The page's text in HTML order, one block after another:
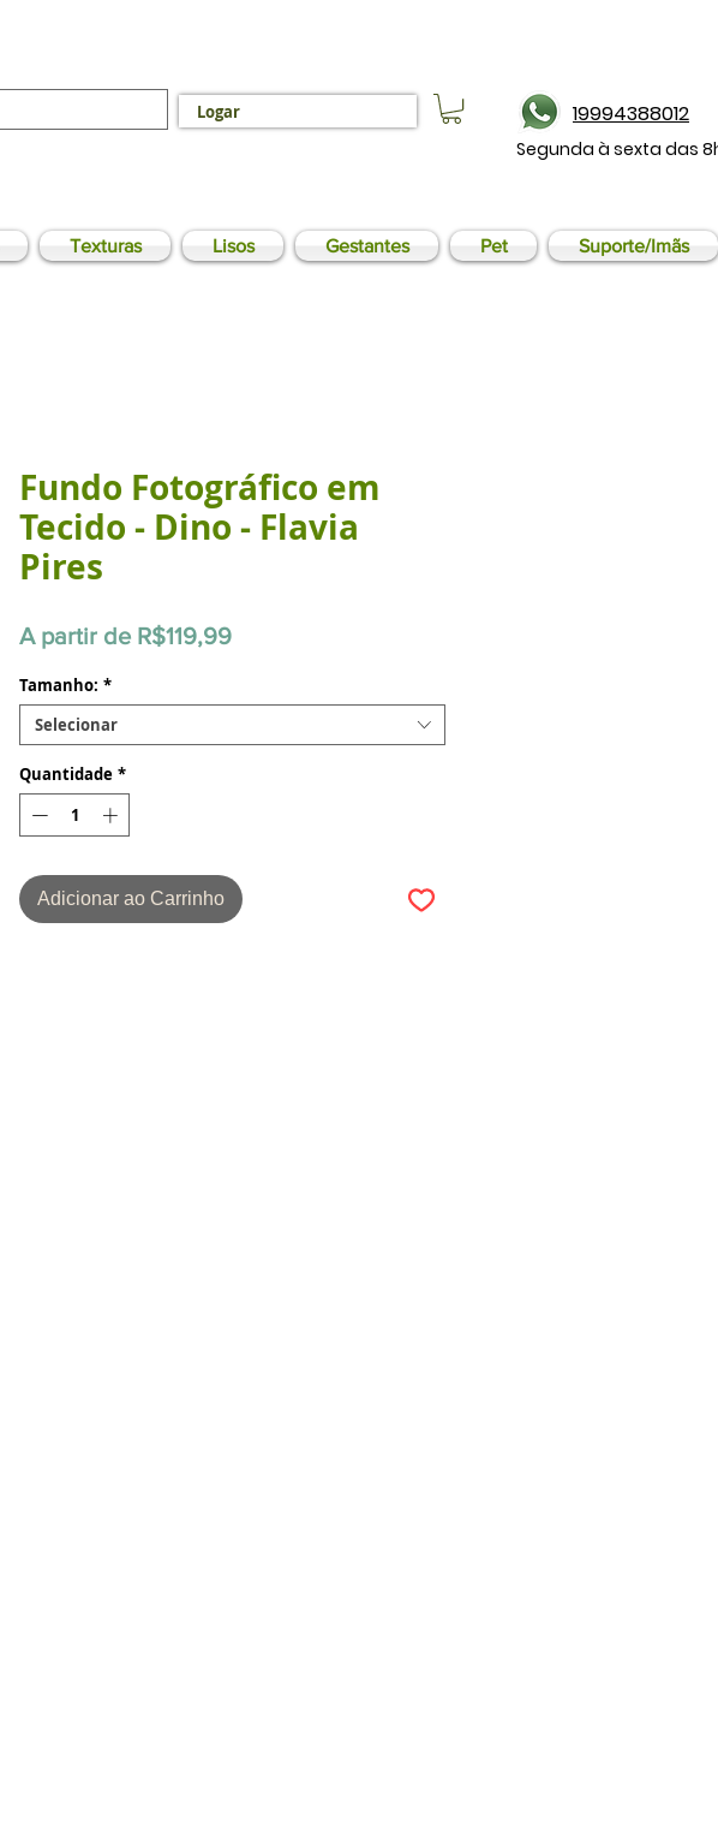
Logar 19994388012
Segunda à sexta das
Texturas Lisos Gestantes Pet Suporte/Imãs
Fundo Fotográfico em
Tecido - Dino - Flavia
Pires
A partir de R$119,99Preço
Tamanho: *
Selecionar
Quantidade *
Adicionar ao Carrinho